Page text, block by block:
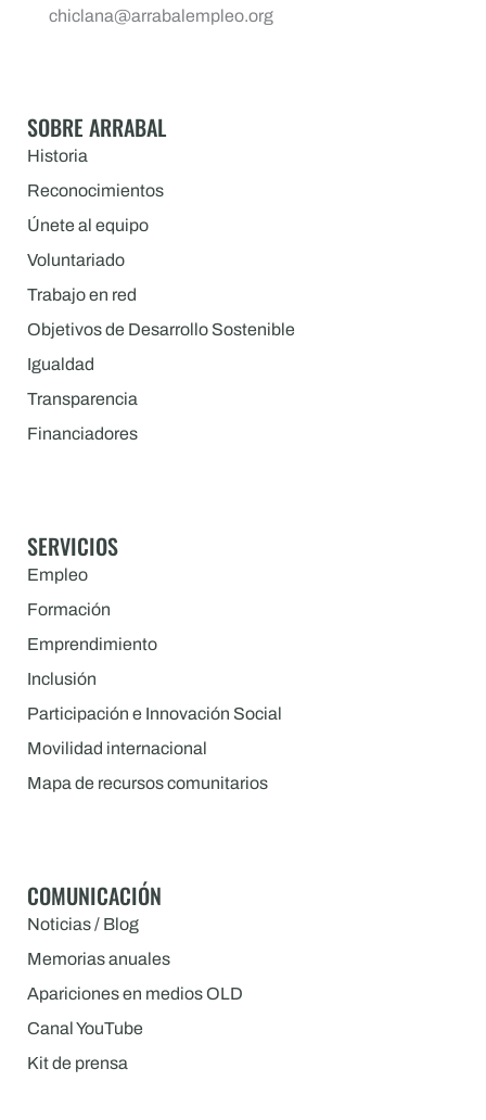
chiclana@arrabalempleo.org
SOBRE ARRABAL
Historia
Reconocimientos
Únete al equipo
Voluntariado
Trabajo en red
Objetivos de Desarrollo Sostenible
Igualdad
Transparencia
Financiadores
SERVICIOS
Empleo
Formación
Emprendimiento
Inclusión
Participación e Innovación Social
Movilidad internacional
Mapa de recursos comunitarios
COMUNICACIÓN
Noticias / Blog
Memorias anuales
Apariciones en medios OLD
Canal YouTube
Kit de prensa